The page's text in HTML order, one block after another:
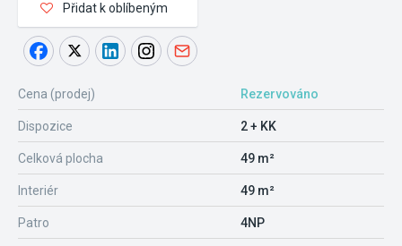
Přidat k oblíbeným
Cena (prodej) Rezervováno
Dispozice 2 + KK
Celková plocha 49 m²
Interiér 49 m²
Patro 4NP